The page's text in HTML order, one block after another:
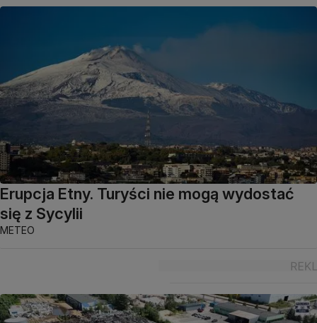
Erupcja Etny. Turyści nie mogą wydostać
się z Sycylii
METEO